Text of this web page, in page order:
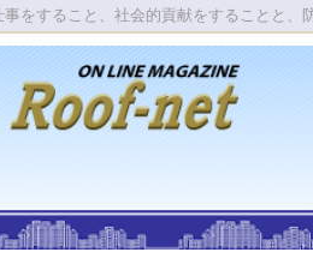
をすること、社会的貢献をすることと